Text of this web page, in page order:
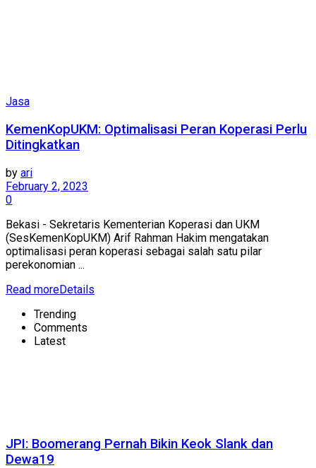
Jasa
KemenKopUKM: Optimalisasi Peran Koperasi Perlu
Ditingkatkan
by ari
February 2, 2023
0
Bekasi - Sekretaris Kementerian Koperasi dan UKM
(SesKemenKopUKM) Arif Rahman Hakim mengatakan
optimalisasi peran koperasi sebagai salah satu pilar
perekonomian ...
Read moreDetails
Trending
Comments
Latest
JPI: Boomerang Pernah Bikin Keok Slank dan
Dewa19